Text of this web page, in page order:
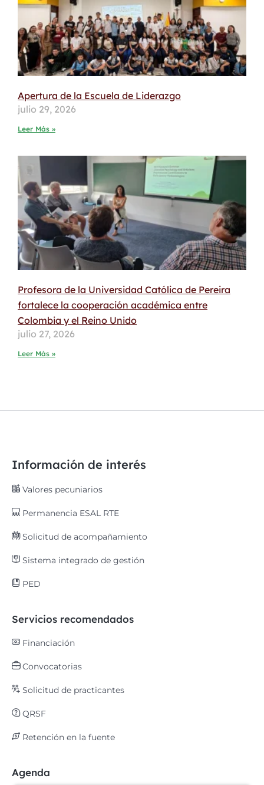
Apertura de la Escuela de Liderazgo
julio 29, 2026
Leer Más »
Profesora de la Universidad Católica de Pereira
fortalece la cooperación académica entre
Colombia y el Reino Unido
julio 27, 2026
Leer Más »
Información de interés
Valores pecuniarios
Permanencia ESAL RTE
Solicitud de acompañamiento
Sistema integrado de gestión
PED
Servicios recomendados
Financiación
Convocatorias
Solicitud de practicantes
QRSF
Retención en la fuente
Agenda